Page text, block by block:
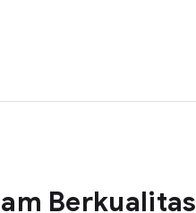
Berkualitas